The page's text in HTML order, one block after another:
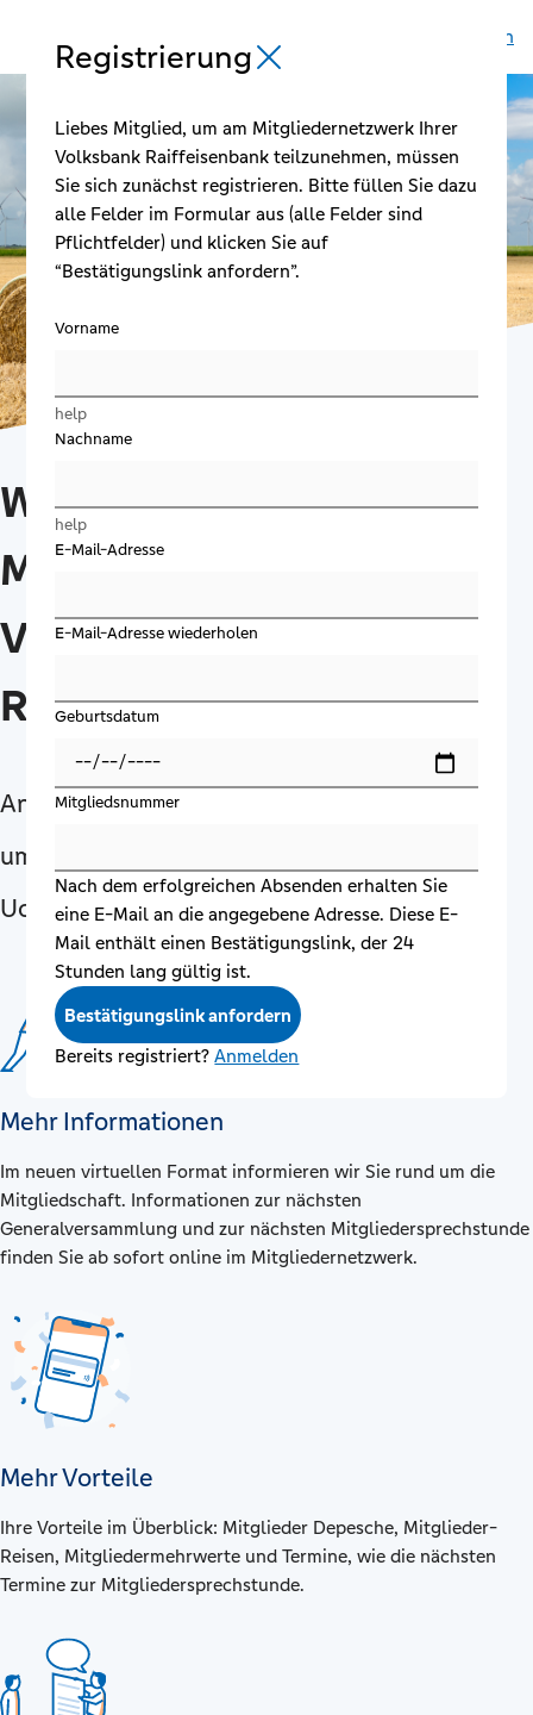
Anmelden
Willkommen im
Mitgliedernetzwerk der
VR-Bank Uckermark-
Randow eG
Anmelden und aktuelle Informationen rund
um die Mitgliedschaft der VR-Bank
Uckermark-Randow eG erhalten.
Mehr Informationen
Im neuen virtuellen Format informieren wir Sie rund um die
Mitgliedschaft. Informationen zur nächsten
Generalversammlung und zur nächsten Mitgliedersprechstunde
finden Sie ab sofort online im Mitgliedernetzwerk.
Mehr Vorteile
Ihre Vorteile im Überblick: Mitglieder Depesche, Mitglieder-
Reisen, Mitgliedermehrwerte und Termine, wie die nächsten
Termine zur Mitgliedersprechstunde.
Registrierung Registrierung schließen
Liebes Mitglied, um am Mitgliedernetzwerk Ihrer
Volksbank Raiffeisenbank teilzunehmen, müssen
Sie sich zunächst registrieren. Bitte füllen Sie dazu
alle Felder im Formular aus (alle Felder sind
Pflichtfelder) und klicken Sie auf
“Bestätigungslink anfordern”.
Vorname
help
Nachname
help
E-Mail-Adresse
E-Mail-Adresse wiederholen
Geburtsdatum
Mitgliedsnummer
Nach dem erfolgreichen Absenden erhalten Sie
eine E-Mail an die angegebene Adresse. Diese E-
Mail enthält einen Bestätigungslink, der 24
Stunden lang gültig ist.
Bestätigungslink anfordern
Bereits registriert?Anmelden